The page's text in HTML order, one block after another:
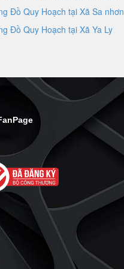
Đồ Quy Hoạch tại Xã Sa nhơn
Đồ Quy Hoạch tại Xã Ya Ly